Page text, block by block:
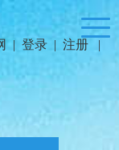
| 登录 | 注册 |